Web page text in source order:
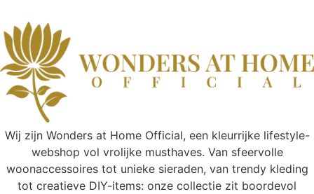
Wij zijn Wonders at Home Official, een kleurrijke lifestyle-
webshop vol vrolijke musthaves. Van sfeervolle
woonaccessoires tot unieke sieraden, van trendy kleding
tot creatieve DIY-items: onze collectie zit boordevol